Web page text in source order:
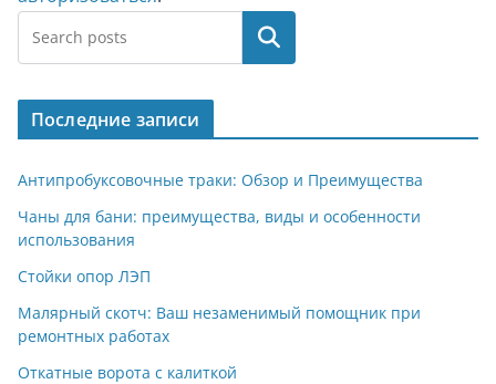
Поиск
Последние записи
Антипробуксовочные траки: Обзор и Преимущества
Чаны для бани: преимущества, виды и особенности
использования
Стойки опор ЛЭП
Малярный скотч: Ваш незаменимый помощник при
ремонтных работах
Откатные ворота с калиткой